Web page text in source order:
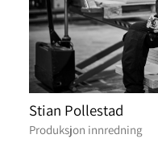
Stian Pollestad
Produksjon innredning